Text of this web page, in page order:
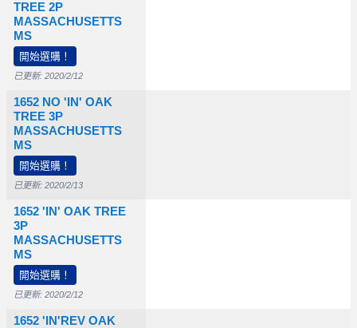
TREE 2P
MASSACHUSETTS
MS
開始選購！
已更新: 2020/2/12
1652 NO 'IN' OAK
TREE 3P
MASSACHUSETTS
MS
開始選購！
已更新: 2020/2/13
1652 'IN' OAK TREE
3P
MASSACHUSETTS
MS
開始選購！
已更新: 2020/2/12
1652 'IN'REV OAK
$37,500